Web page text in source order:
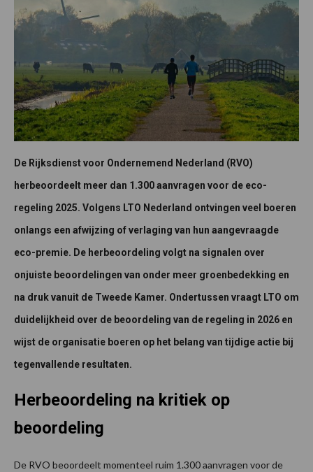
De Rijksdienst voor Ondernemend Nederland (RVO)
herbeoordeelt meer dan 1.300 aanvragen voor de eco-
regeling 2025. Volgens LTO Nederland ontvingen veel boeren
onlangs een afwijzing of verlaging van hun aangevraagde
eco-premie. De herbeoordeling volgt na signalen over
onjuiste beoordelingen van onder meer groenbedekking en
na druk vanuit de Tweede Kamer. Ondertussen vraagt LTO om
duidelijkheid over de beoordeling van de regeling in 2026 en
wijst de organisatie boeren op het belang van tijdige actie bij
tegenvallende resultaten.
Herbeoordeling na kritiek op
beoordeling
De RVO beoordeelt momenteel ruim 1.300 aanvragen voor de